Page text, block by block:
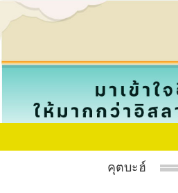
คุตบะฮ์